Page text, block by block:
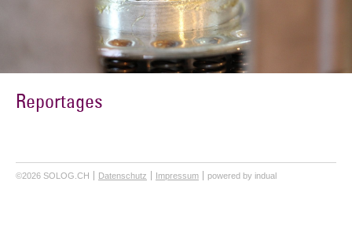
Reportages
©2026 SOLOG.CH Datenschutz Impressum powered by indual